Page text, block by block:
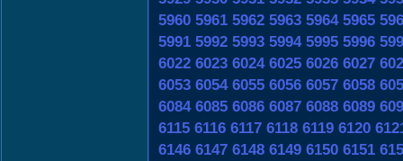
5960 5961 5962 5963 5964 5965
5991 5992 5993 5994 5995 5996
6022 6023 6024 6025 6026 6027
6053 6054 6055 6056 6057 6058
6084 6085 6086 6087 6088 6089
6115 6116 6117 6118 6119 6120
6146 6147 6148 6149 6150 6151